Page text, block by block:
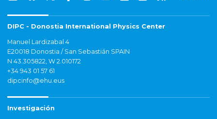
DIPC - Donostia International Physics Center
Manuel Lardizabal 4
E20018 Donostia / San Sebastián SPAIN
N 43.305822, W 2.010172
+34 943 01 57 61
dipcinfo@ehu.eus
Investigación